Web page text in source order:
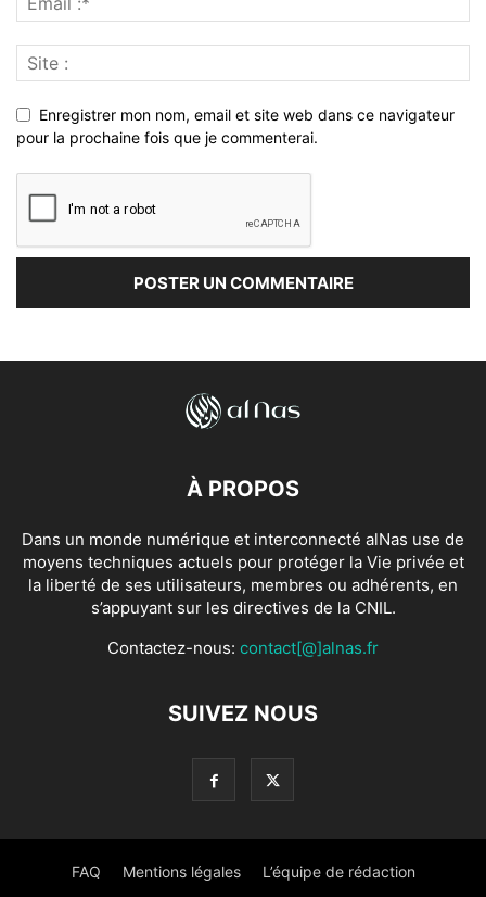
Enregistrer mon nom, email et site web dans ce navigateur
pour la prochaine fois que je commenterai.
À PROPOS
Dans un monde numérique et interconnecté alNas use de
moyens techniques actuels pour protéger la Vie privée et
la liberté de ses utilisateurs, membres ou adhérents, en
s’appuyant sur les directives de la CNIL.
Contactez-nous: contact[@]alnas.fr
SUIVEZ NOUS
FAQ Mentions légales L’équipe de rédaction